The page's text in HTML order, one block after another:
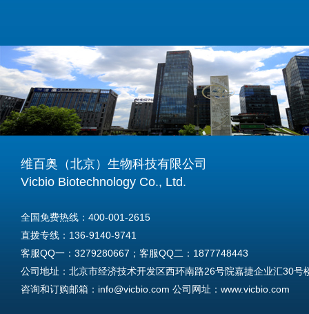
维百奥（北京）生物科技有限公司
Vicbio Biotechnology Co., Ltd.
全国免费热线：400-001-2615
直拨专线：136-9140-9741
客服QQ一：3279280667；客服QQ二：1877748443
公司地址：北京市经济技术开发区西环南路26号院嘉捷企业汇30号
咨询和订购邮箱：info@vicbio.com 公司网址：www.vicbio.com